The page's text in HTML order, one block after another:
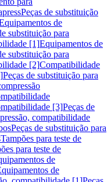
Peças de substituição
de
substituição para
[1]Equipamentos de
substituição para
[2]Compatibilidade
Peças de substituição para
[3]Peças de
compatibilidade
Peças de substituição para
Tampões para teste de
para teste de
de
de